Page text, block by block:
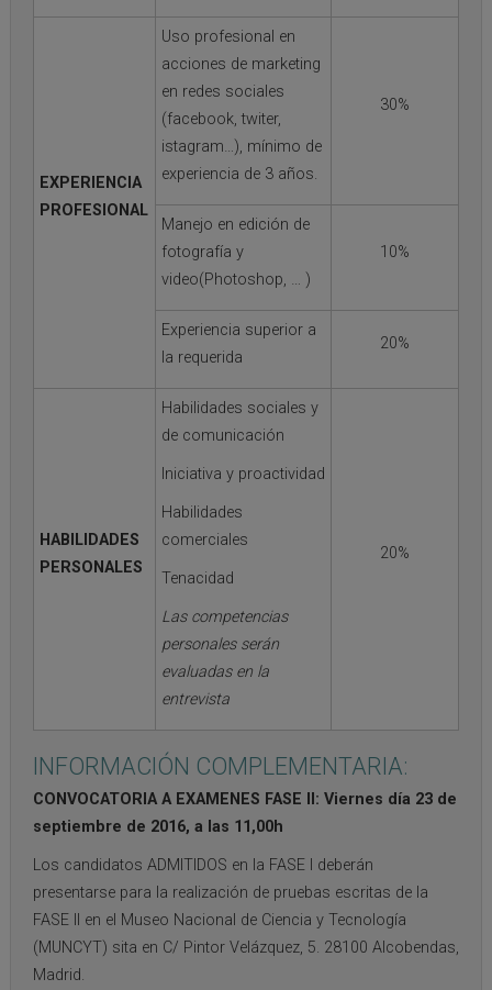
EXPERIENCIA
PROFESIONAL
Uso profesional en
acciones de marketing
en redes sociales
(facebook, twiter,
istagram…), mínimo de
experiencia de 3 años.
30%
Manejo en edición de
fotografía y
video(Photoshop, … )
10%
Experiencia superior a
la requerida
20%
HABILIDADES
PERSONALES
Habilidades sociales y
de comunicación
Iniciativa y proactividad
Habilidades
comerciales
Tenacidad
Las competencias
personales serán
evaluadas en la
entrevista
20%
INFORMACIÓN COMPLEMENTARIA:
CONVOCATORIA A EXAMENES FASE II: Viernes día 23 de
septiembre de 2016, a las 11,00h
Los candidatos ADMITIDOS en la FASE I deberán
presentarse para la realización de pruebas escritas de la
FASE II en el Museo Nacional de Ciencia y Tecnología
(MUNCYT) sita en C/ Pintor Velázquez, 5. 28100 Alcobendas,
Madrid.